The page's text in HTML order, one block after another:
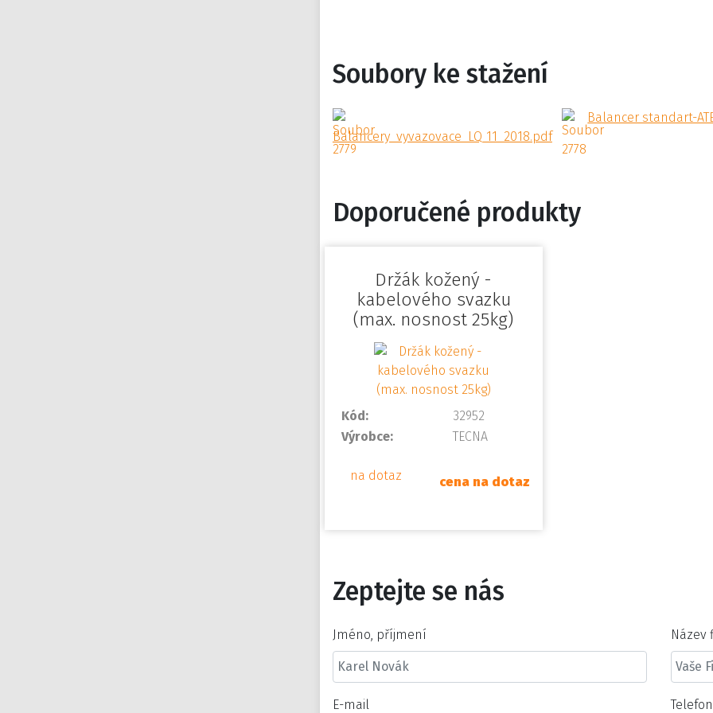
Soubory ke stažení
Balancery_vyvazovace_LQ_11_2018.pdf
Balancer standart-
Doporučené produkty
Držák kožený -
kabelového svazku
(max. nosnost 25kg)
Kód:
32952
Výrobce:
TECNA
na dotaz cena na dotaz
Zeptejte se nás
Jméno, příjmení Název
E-mail Telefon